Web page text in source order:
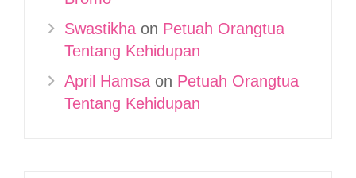
Swastikha on Petuah Orangtua
Tentang Kehidupan
April Hamsa on Petuah Orangtua
Tentang Kehidupan